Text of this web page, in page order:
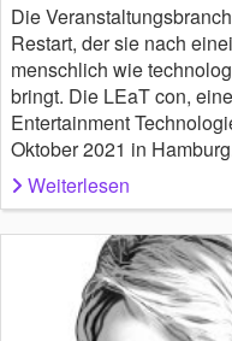
Die
Restart, der sie nach
menschlich wie
bringt. Die LEaT con,
Entertainment
Oktober 2021 in
Weiterlesen